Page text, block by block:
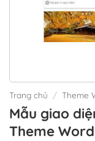
Trang chủ / Theme
Mẫu giao
Theme